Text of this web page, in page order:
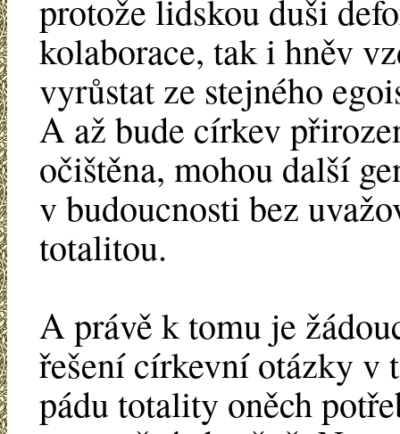
protože lidskou duši
kolaborace, tak i hněv
vyrůstat ze stejného
A až bude církev
očištěna, mohou další
v budoucnosti bez
totalitou.
A právě k tomu je
řešení církevní otázky v
pádu totality oněch